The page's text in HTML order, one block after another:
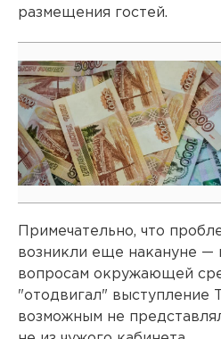
размещения гостей.
Примечательно, что
возникли еще накануне —
вопросам окружающей
"отодвигал" выступление
возможным не